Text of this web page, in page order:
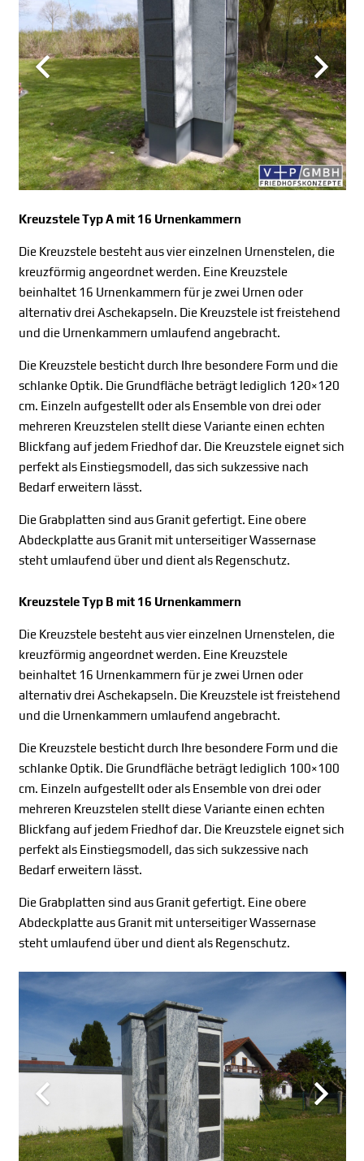
Kreuzstele Typ A mit 16 Urnenkammern
Die Kreuzstele besteht aus vier einzelnen Urnenstelen, die
kreuzförmig angeordnet werden. Eine Kreuzstele
beinhaltet 16 Urnenkammern für je zwei Urnen oder
alternativ drei Aschekapseln. Die Kreuzstele ist freistehend
und die Urnenkammern umlaufend angebracht.
Die Kreuzstele besticht durch Ihre besondere Form und die
schlanke Optik. Die Grundfläche beträgt lediglich 120×120
cm. Einzeln aufgestellt oder als Ensemble von drei oder
mehreren Kreuzstelen stellt diese Variante einen echten
Blickfang auf jedem Friedhof dar. Die Kreuzstele eignet sich
perfekt als Einstiegsmodell, das sich sukzessive nach
Bedarf erweitern lässt.
Die Grabplatten sind aus Granit gefertigt. Eine obere
Abdeckplatte aus Granit mit unterseitiger Wassernase
steht umlaufend über und dient als Regenschutz.
Kreuzstele Typ B mit 16 Urnenkammern
Die Kreuzstele besteht aus vier einzelnen Urnenstelen, die
kreuzförmig angeordnet werden. Eine Kreuzstele
beinhaltet 16 Urnenkammern für je zwei Urnen oder
alternativ drei Aschekapseln. Die Kreuzstele ist freistehend
und die Urnenkammern umlaufend angebracht.
Die Kreuzstele besticht durch Ihre besondere Form und die
schlanke Optik. Die Grundfläche beträgt lediglich 100×100
cm. Einzeln aufgestellt oder als Ensemble von drei oder
mehreren Kreuzstelen stellt diese Variante einen echten
Blickfang auf jedem Friedhof dar. Die Kreuzstele eignet sich
perfekt als Einstiegsmodell, das sich sukzessive nach
Bedarf erweitern lässt.
Die Grabplatten sind aus Granit gefertigt. Eine obere
Abdeckplatte aus Granit mit unterseitiger Wassernase
steht umlaufend über und dient als Regenschutz.